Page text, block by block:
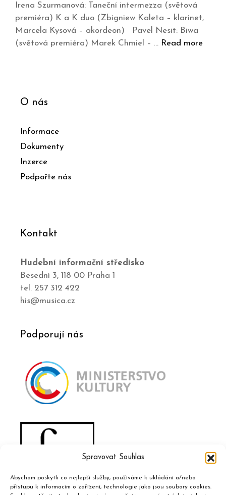
Spravovat Souhlas
Abychom poskytli co nejlepší služby, používáme k ukládání a/nebo
přístupu k informacím o zařízení, technologie jako jsou soubory cookies.
Irena Szurmanová: Taneční intermezza (světová
premiéra) K a K duo (Zbigniew Kaleta – klarinet,
Marcela Kysová – akordeon) Pavel Nesit: Biwa
(světová premiéra) Marek Chmiel – … Read more
O nás
Informace
Dokumenty
Inzerce
Podpořte nás
Kontakt
Hudební informační středisko
Besední 3, 118 00 Praha 1
tel. 257 312 422
his@musica.cz
Podporují nás